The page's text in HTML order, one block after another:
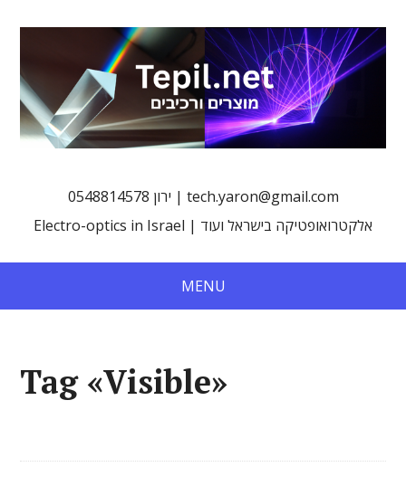
0548814578 ירון | tech.yaron@gmail.com
Electro-optics in Israel | אלקטרואופטיקה בישראל ועוד
MENU
Tag «Visible»